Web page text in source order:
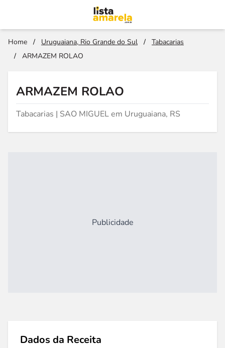
Home / Uruguaiana, Rio Grande do Sul /
Tabacarias
/
ARMAZEM ROLAO
ARMAZEM ROLAO
Tabacarias | SAO MIGUEL em Uruguaiana, RS
Publicidade
Dados da Receita